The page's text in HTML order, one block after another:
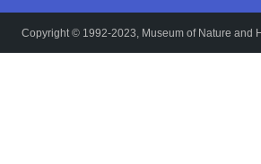
Copyright © 1992-2023, Museum of Nature and